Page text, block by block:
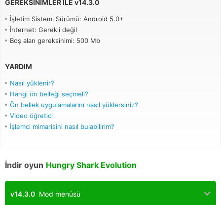
GEREKSINIMLER ILE v14.3.0
İşletim Sistemi Sürümü: Android 5.0+
İnternet: Gerekli değil
Boş alan gereksinimi: 500 Mb
YARDIM
Nasıl yüklenir?
Hangi ön belleği seçmeli?
Ön bellek uygulamalarını nasıl yüklersiniz?
Video öğretici
İşlemci mimarisini nasıl bulabilirim?
İndir oyun Hungry Shark Evolution
v14.3.0 Mod menüsü